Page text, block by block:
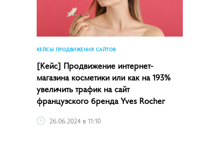
КЕЙСЫ ПРОДВИЖЕНИЯ САЙТОВ
[Кейс] Продвижение интернет-
магазина косметики или как на 193%
увеличить трафик на сайт
французского бренда Yves Rocher
26.06.2024 в 11:10